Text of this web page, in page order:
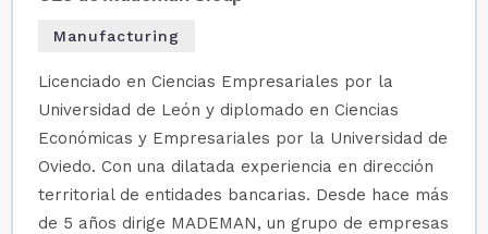
Manufacturing
Licenciado en Ciencias Empresariales por la
Universidad de León y diplomado en Ciencias
Económicas y Empresariales por la Universidad de
Oviedo. Con una dilatada experiencia en dirección
territorial de entidades bancarias. Desde hace más
de 5 años dirige MADEMAN, un grupo de empresas